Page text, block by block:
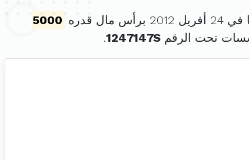
مال قدره
5000
تحت الرقم 1247147S
.